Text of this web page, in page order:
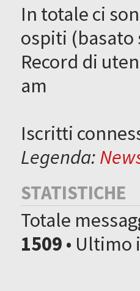
In totale ci
ospiti
Record di
am
Iscritti
Legenda:
STATISTICHE
Totale
1509• Ultimo